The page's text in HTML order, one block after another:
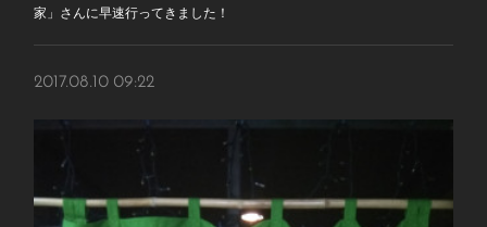
家」さんに早速行ってきました！
2017.08.10 09:22